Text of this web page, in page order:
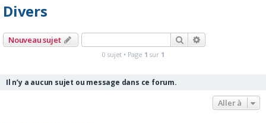
h
Divers
Nouveau sujet Rechercher
0 sujet • Page 1 sur 1
Il n’y a aucun sujet ou message dans ce forum.
Aller à